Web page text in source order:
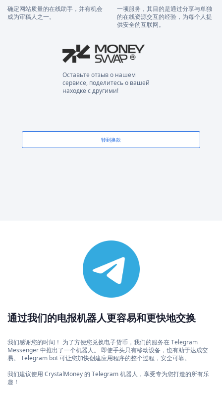
确定网站质量的在线助手，并有机会
成为审稿人之一。
一项服务，其目的是通过分享与单独
的在线资源交互的经验，为每个人提
供安全的互联网。
Оставьте отзыв о нашем
сервисе, поделитесь о вашей
находке с другими!
转到换款
通过我们的电报机器人更容易和更快地交换
我们感谢您的时间！ 为了方便您兑换电子货币，我们的服务在 Telegram
Messenger 中推出了一个机器人。 即使手头只有移动设备，也有助于达成交
易。 Telegram bot 可让您加快创建应用程序的整个过程，安全可靠。
我们建议使用 CrystalMoney 的 Telegram 机器人，享受专为您打造的所有乐
趣！